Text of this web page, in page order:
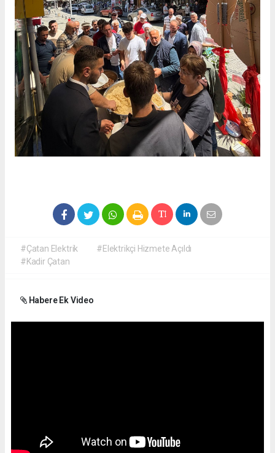
#Çatan Elektrik
#Elektrikçi Hizmete Açıldı
#Kadir Çatan
Habere Ek Video